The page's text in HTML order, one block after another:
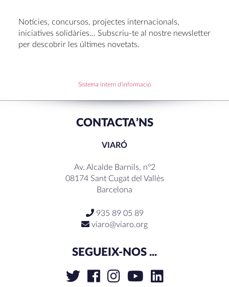
Oficis de Setmana Santa 2025
Premi al Pessebre d’Infantil 2024
RECENT COMMENTS
Notícies, concursos, projectes internacionals,
iniciatives solidàries… Subscriu-te al nostre newsletter
per descobrir les últimes novetats.
Sistema intern d'informació
CONTACTA’NS
VIARÓ
Av. Alcalde Barnils, nº2
08174 Sant Cugat del Vallès
Barcelona
935 89 05 89
viaro@viaro.org
SEGUEIX-NOS ...